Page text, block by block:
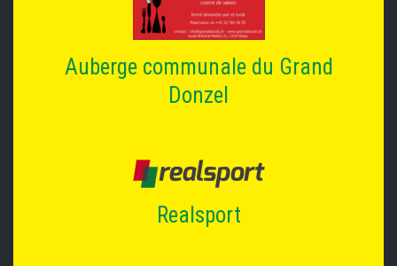
Auberge communale du Grand
Donzel
Realsport